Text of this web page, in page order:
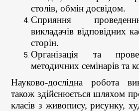
столів, обмін досвідом.
Сприяння
викладачів відповідних
сторін.
Організація та
методичних семінарів та
Науково-дослідна робота
також здійснюється шляхом
класів з живопису, рисунку,